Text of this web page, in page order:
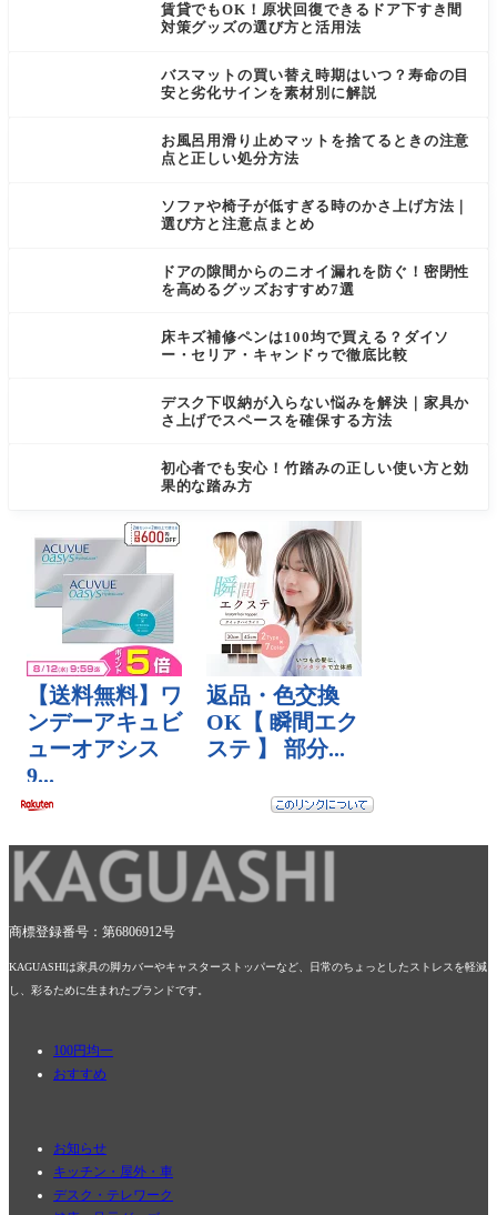
賃貸でもOK！原状回復できるドア下すき間
対策グッズの選び方と活用法
バスマットの買い替え時期はいつ？寿命の目
安と劣化サインを素材別に解説
お風呂用滑り止めマットを捨てるときの注意
点と正しい処分方法
ソファや椅子が低すぎる時のかさ上げ方法｜
選び方と注意点まとめ
ドアの隙間からのニオイ漏れを防ぐ！密閉性
を高めるグッズおすすめ7選
床キズ補修ペンは100均で買える？ダイソ
ー・セリア・キャンドゥで徹底比較
デスク下収納が入らない悩みを解決｜家具か
さ上げでスペースを確保する方法
初心者でも安心！竹踏みの正しい使い方と効
果的な踏み方
商標登録番号：第6806912号
KAGUASHIは家具の脚カバーやキャスターストッパーなど、日常のちょっとしたストレスを軽減
し、彩るために生まれたブランドです。
100円均一
おすすめ
お知らせ
キッチン・屋外・車
デスク・テレワーク